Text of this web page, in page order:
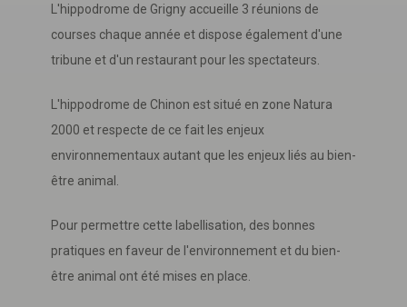
L'hippodrome de Grigny accueille 3 réunions de
courses chaque année et dispose également d'une
tribune et d'un restaurant pour les spectateurs.
L'hippodrome de Chinon est situé en zone Natura
2000 et respecte de ce fait les enjeux
environnementaux autant que les enjeux liés au bien-
être animal.
Pour permettre cette labellisation, des bonnes
pratiques en faveur de l'environnement et du bien-
être animal ont été mises en place.